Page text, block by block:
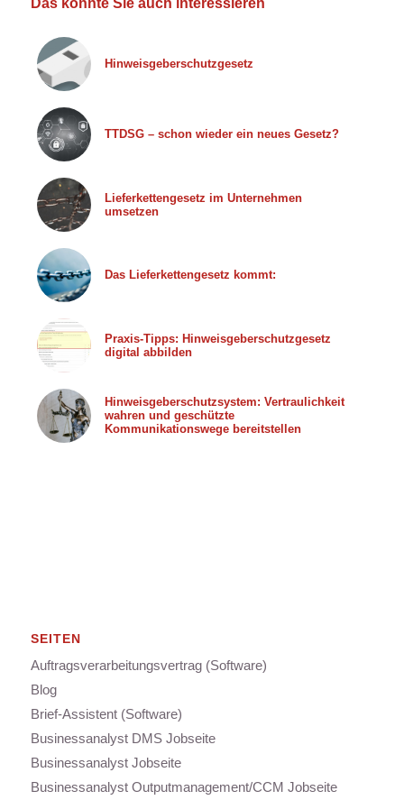
Das könnte Sie auch interessieren
Hinweisgeberschutzgesetz
TTDSG – schon wieder ein neues Gesetz?
Lieferkettengesetz im Unternehmen
umsetzen
Das Lieferkettengesetz kommt:
Praxis-Tipps: Hinweisgeberschutzgesetz
digital abbilden
Hinweisgeberschutzsystem: Vertraulichkeit
wahren und geschützte
Kommunikationswege bereitstellen
SEITEN
Auftragsverarbeitungsvertrag (Software)
Blog
Brief-Assistent (Software)
Businessanalyst DMS Jobseite
Businessanalyst Jobseite
Businessanalyst Outputmanagement/CCM Jobseite